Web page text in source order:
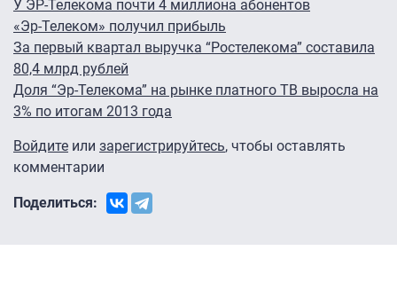
У ЭР-Телекома почти 4 миллиона абонентов
«Эр-Телеком» получил прибыль
За первый квартал выручка “Ростелекома” составила
80,4 млрд рублей
Доля “Эр-Телекома” на рынке платного ТВ выросла на
3% по итогам 2013 года
Войдите или зарегистрируйтесь, чтобы оставлять
комментарии
Поделиться: